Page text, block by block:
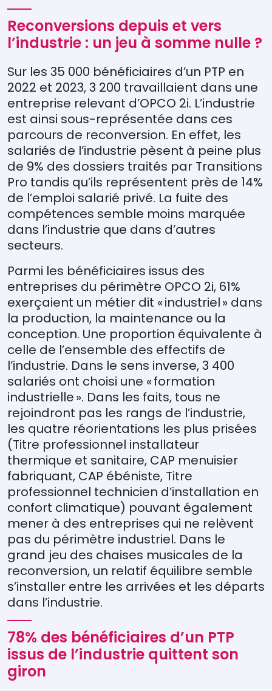
Reconversions depuis et vers
l’industrie : un jeu à somme nulle ?
Sur les 35 000 bénéficiaires d’un PTP en
2022 et 2023, 3 200 travaillaient dans une
entreprise relevant d’OPCO 2i. L’industrie
est ainsi sous-représentée dans ces
parcours de reconversion. En effet, les
salariés de l’industrie pèsent à peine plus
de 9% des dossiers traités par Transitions
Pro tandis qu’ils représentent près de 14%
de l’emploi salarié privé. La fuite des
compétences semble moins marquée
dans l’industrie que dans d’autres
secteurs.
Parmi les bénéficiaires issus des
entreprises du périmètre OPCO 2i, 61%
exerçaient un métier dit « industriel » dans
la production, la maintenance ou la
conception. Une proportion équivalente à
celle de l’ensemble des effectifs de
l’industrie. Dans le sens inverse, 3 400
salariés ont choisi une « formation
industrielle ». Dans les faits, tous ne
rejoindront pas les rangs de l’industrie,
les quatre réorientations les plus prisées
(Titre professionnel installateur
thermique et sanitaire, CAP menuisier
fabriquant, CAP ébéniste, Titre
professionnel technicien d’installation en
confort climatique) pouvant également
mener à des entreprises qui ne relèvent
pas du périmètre industriel. Dans le
grand jeu des chaises musicales de la
reconversion, un relatif équilibre semble
s’installer entre les arrivées et les départs
dans l’industrie.
78% des bénéficiaires d’un PTP
issus de l’industrie quittent son
giron